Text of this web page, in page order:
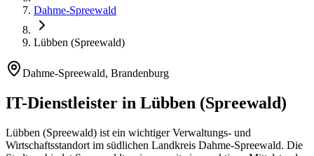
Dahme-Spreewald
Lübben (Spreewald)
Dahme-Spreewald, Brandenburg
IT-Dienstleister in Lübben (Spreewald)
Lübben (Spreewald) ist ein wichtiger Verwaltungs- und
Wirtschaftsstandort im südlichen Landkreis Dahme-Spreewald. Die